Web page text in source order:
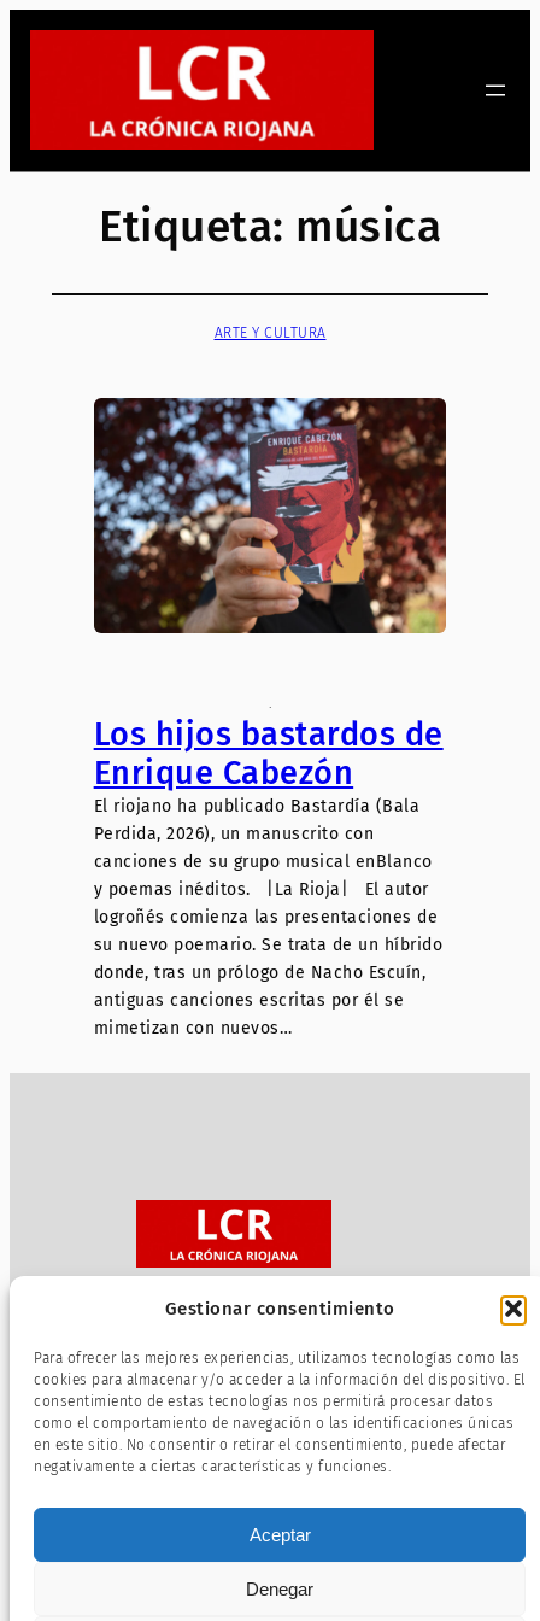
Gestionar consentimiento
Para ofrecer las mejores experiencias, utilizamos tecnologías como las
cookies para almacenar y/o acceder a la información del dispositivo. El
consentimiento de estas tecnologías nos permitirá procesar datos
como el comportamiento de navegación o las identificaciones únicas
en este sitio. No consentir o retirar el consentimiento, puede afectar
negativamente a ciertas características y funciones.
Aceptar
Denegar
Saltar
Etiqueta: música
ARTE Y CULTURA
.
Los hijos bastardos de
Enrique Cabezón
El riojano ha publicado Bastardía (Bala
Perdida, 2026), un manuscrito con
canciones de su grupo musical enBlanco
y poemas inéditos. |La Rioja| El autor
logroñés comienza las presentaciones de
su nuevo poemario. Se trata de un híbrido
donde, tras un prólogo de Nacho Escuín,
antiguas canciones escritas por él se
mimetizan con nuevos…
Política de privacidad
Términos de servicio
Política de cookies